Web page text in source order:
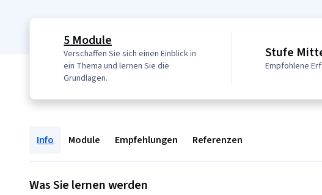
5 Module
Verschaffen Sie sich einen Einblick in
ein Thema und lernen Sie die
Grundlagen.
Stufe
Empfohlene
Info Module Empfehlungen Referenzen
Was Sie lernen werden